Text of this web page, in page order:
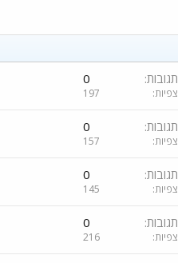
תגובות 0
צפיות 197
תגובות 0
צפיות 157
תגובות 0
צפיות 145
תגובות 0
צפיות 216